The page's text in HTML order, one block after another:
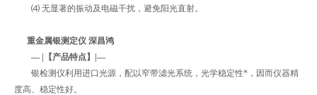
⑷ 无显著的振动及电磁干扰，避免阳光直射。
重金属银测定仪 深昌鸿
— |【产品特点】|—
银检测仪利用进口光源，配以窄带滤光系统，光学稳定性*，因而仪器精
度高、稳定性好。